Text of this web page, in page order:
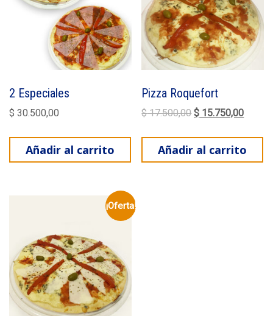
2 Especiales
$ 30.500,00
Añadir al carrito
Pizza Roquefort
$17.500,00El precio original
$ 15.750,00El
Añadir al carrito
¡Oferta!